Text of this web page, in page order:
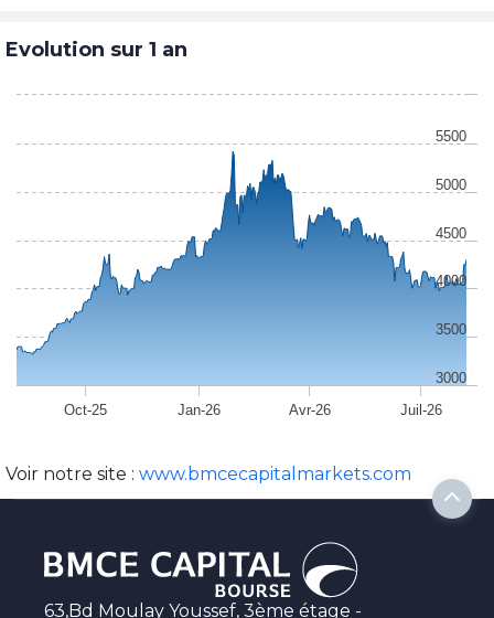
Evolution sur 1 an
Oct-25 Jan-26 Avr-26 Juil-26
3000
3500
4000
4500
5000
5500
Voir notre site : www.bmcecapitalmarkets.com
63,Bd Moulay Youssef, 3ème étage -